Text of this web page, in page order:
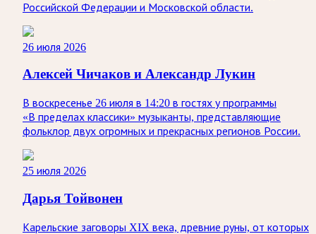
Российской Федерации и Московской области.
26 июля 2026
Алексей Чичаков и Александр Лукин
В воскресенье 26 июля в 14:20 в гостях у программы
«В пределах классики» музыканты, представляющие
фольклор двух огромных и прекрасных регионов России.
25 июля 2026
Дарья Тойвонен
Карельские заговоры XIX века, древние руны, от которых